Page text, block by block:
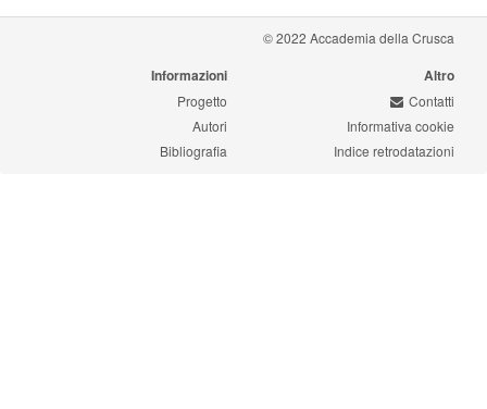
© 2022 Accademia della Crusca
Informazioni
Progetto
Autori
Bibliografia
Altro
Contatti
Informativa cookie
Indice retrodatazioni